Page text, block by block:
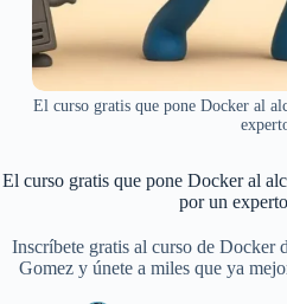
El curso gratis que pone Docker al
El curso gratis que pone Docker al
por un experto
Inscríbete gratis al curso de
Gomez y únete a miles que ya